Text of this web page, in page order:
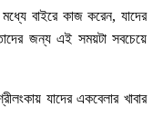
বাইরে কাজ করেন, যাদের
জন্য এই সময়টা সবচেয়ে
যাদের একবেলার খাবার